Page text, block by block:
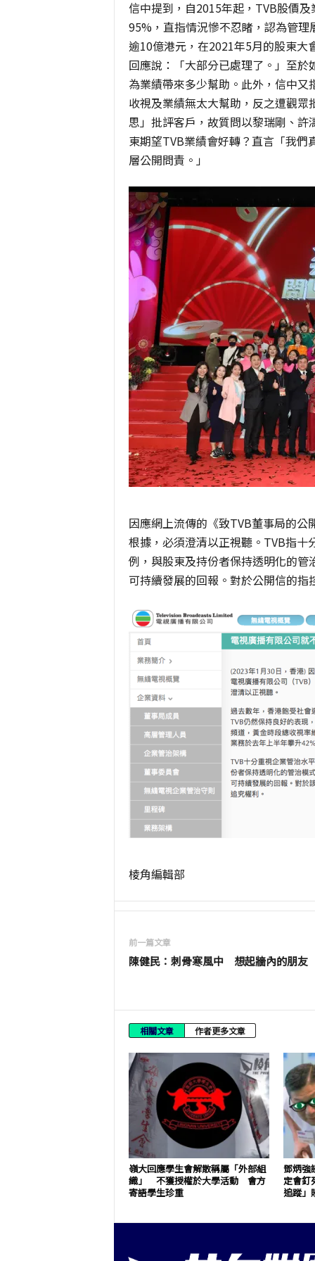
信中提到，自2015年起，TVB股價
95%，直指情況慘不忍睹，認為管
逾10億港元，在2021年5月的股東大
回應說：「大部分已處理了。」至
為業績帶來多少幫助。此外，信中
收視及業績無太大幫助，反之遭觀
思」批評客戶，故質問以黎瑞剛、
東期望TVB業績會好轉？直言「我
層公開問責。」
因應網上流傳的《致TVB董事局的
根據，必須澄清以正視聽。TVB指
例，與股東及持份者保持透明化的
可持續發展的回報。對於公開信的
棱角編輯部
前一篇文章
陳健民：刺骨寒風中 想起牆內的朋友
相關文章 作者更多文章
嶺大回應學生會解散稱屬「外部組
織」 不獲授權於大學活動 會方
寄語學生珍重
鄧炳強
定會
追蹤」